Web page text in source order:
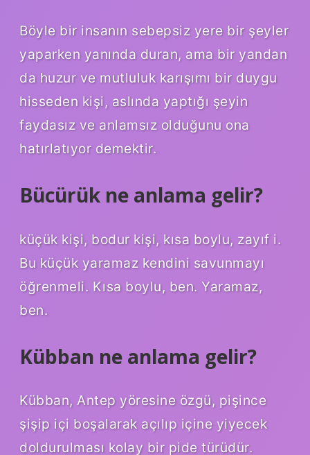
Böyle bir insanın sebepsiz yere bir şeyler
yaparken yanında duran, ama bir yandan
da huzur ve mutluluk karışımı bir duygu
hisseden kişi, aslında yaptığı şeyin
faydasız ve anlamsız olduğunu ona
hatırlatıyor demektir.
Bücürük ne anlama gelir?
küçük kişi, bodur kişi, kısa boylu, zayıf i.
Bu küçük yaramaz kendini savunmayı
öğrenmeli. Kısa boylu, ben. Yaramaz,
ben.
Kübban ne anlama gelir?
Kübban, Antep yöresine özgü, pişince
şişip içi boşalarak açılıp içine yiyecek
doldurulması kolay bir pide türüdür.